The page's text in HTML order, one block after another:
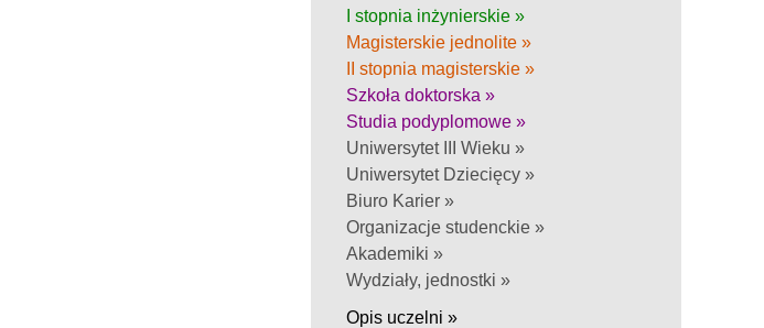
I stopnia inżynierskie »
Magisterskie jednolite »
II stopnia magisterskie »
Szkoła doktorska »
Studia podyplomowe »
Uniwersytet III Wieku »
Uniwersytet Dziecięcy »
Biuro Karier »
Organizacje studenckie »
Akademiki »
Wydziały, jednostki »
Opis uczelni »